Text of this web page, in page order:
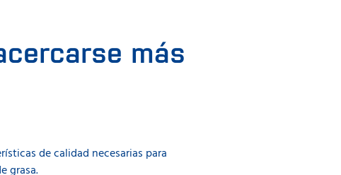
más
de calidad necesarias para
grasa.